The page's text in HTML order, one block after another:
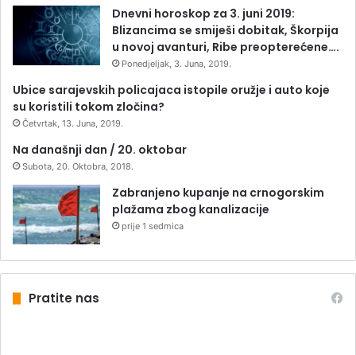
Dnevni horoskop za 3. juni 2019:
Blizancima se smiješi dobitak, Škorpija
u novoj avanturi, Ribe preopterećene….
Ponedjeljak, 3. Juna, 2019.
Ubice sarajevskih policajaca istopile oružje i auto koje
su koristili tokom zločina?
Četvrtak, 13. Juna, 2019.
Na današnji dan / 20. oktobar
Subota, 20. Oktobra, 2018.
Zabranjeno kupanje na crnogorskim
plažama zbog kanalizacije
prije 1 sedmica
Pratite nas